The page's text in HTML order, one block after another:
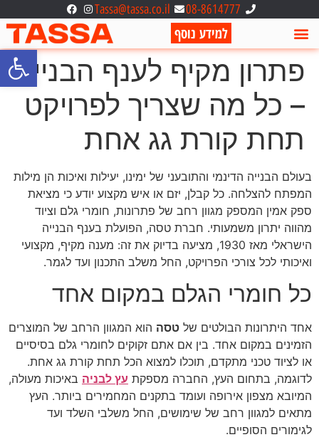
פתח
08-8614777
Tassa@tassa.co.il
למידע נוסף
פתרון מקיף לענף הבנייה
– כל מה שצריך לפרויקט
תחת קורת גג אחת
בעולם הבנייה הדינמי והתובעני של ימינו, יעילות ואיכות הן מילות
המפתח להצלחה. כל קבלן, יזם או איש מקצוע יודע כי מציאת
ספק אמין המספק מגוון רחב של פתרונות, חומרי גלם וציוד
מהווה יתרון משמעותי. חברת טסה, הפועלת בענף הבנייה
הישראלי מאז 1930, מציעה בדיוק את זה: מענה מקיף, מקצועי
ואיכותי לכל צורכי הפרויקט, החל משלב התכנון ועד לגמר.
כל חומרי הגלם במקום אחד
אחד היתרונות הבולטים של טסה הוא המגוון הרחב של המוצרים
הזמינים במקום אחד. בין אם אתם זקוקים לחומרי גלם בסיסיים
או לציוד טכני מתקדם, תוכלו למצוא הכל תחת קורת גג אחת.
לדוגמה, בתחום העץ, החברה מספקת עץ לבניה באיכות מעולה,
המיובא מצפון אירופה ועומד בתקנים המחמירים ביותר. העץ
מתאים למגוון רחב של שימושים, החל משלבי השלד ועד
לגימורים הסופיים.